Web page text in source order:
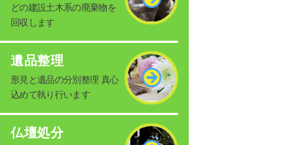
どの建設土木系の廃棄物を
回収します
遺品整理
形見と遺品の分別整理 真心
込めて執り行います
仏壇処分